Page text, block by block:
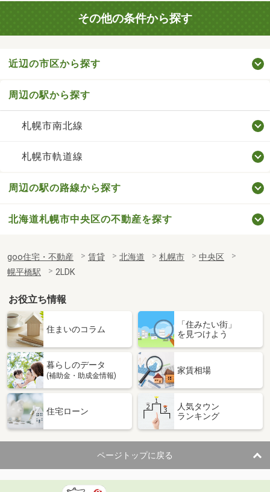
その他の条件から探す
近辺の市区から探す
周辺の駅から探す
札幌市南北線
札幌市軌道線
周辺の駅の路線から探す
北海道札幌市中央区の不動産を探す
goo住宅・不動産 賃貸 北海道 札幌市
中央区
幌平橋駅
2LDK
お役立ち情報
住まいのコラム
「住みたい街」
を見つけよう
暮らしのデータ
(補助金・助成金情報)
家賃相場
住宅ローン
人気タウン
ランキング
ページトップに戻る